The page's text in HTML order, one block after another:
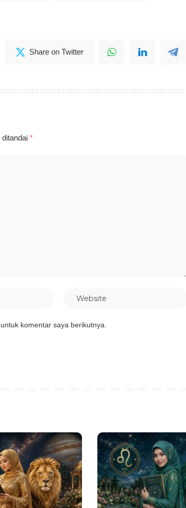
Share on Twitter
ditandai *
komentar saya berikutnya.